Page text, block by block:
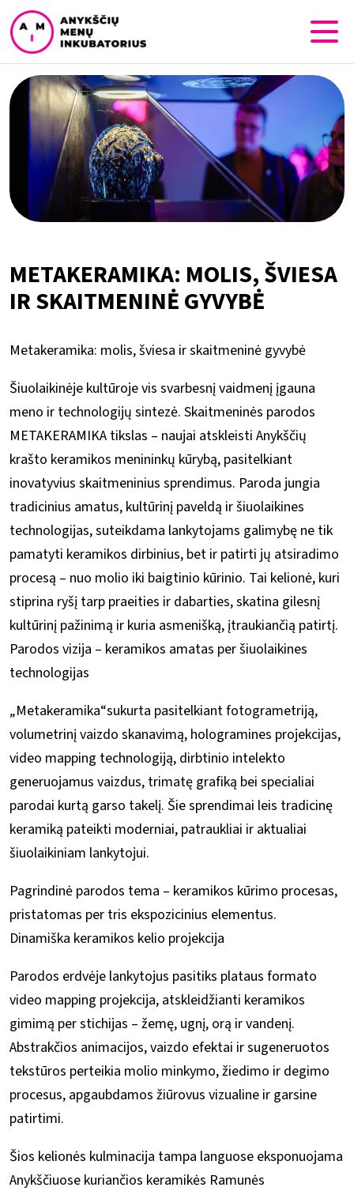
METAKERAMIKA: MOLIS, ŠVIESA
IR SKAITMENINĖ GYVYBĖ
Metakeramika: molis, šviesa ir skaitmeninė gyvybė
Šiuolaikinėje kultūroje vis svarbesnį vaidmenį įgauna
meno ir technologijų sintezė. Skaitmeninės parodos
METAKERAMIKA tikslas – naujai atskleisti Anykščių
krašto keramikos menininkų kūrybą, pasitelkiant
inovatyvius skaitmeninius sprendimus. Paroda jungia
tradicinius amatus, kultūrinį paveldą ir šiuolaikines
technologijas, suteikdama lankytojams galimybę ne tik
pamatyti keramikos dirbinius, bet ir patirti jų atsiradimo
procesą – nuo molio iki baigtinio kūrinio. Tai kelionė, kuri
stiprina ryšį tarp praeities ir dabarties, skatina gilesnį
kultūrinį pažinimą ir kuria asmenišką, įtraukiančią patirtį.
Parodos vizija – keramikos amatas per šiuolaikines
technologijas
„Metakeramika“sukurta pasitelkiant fotogrametriją,
volumetrinį vaizdo skanavimą, hologramines projekcijas,
video mapping technologiją, dirbtinio intelekto
generuojamus vaizdus, trimatę grafiką bei specialiai
parodai kurtą garso takelį. Šie sprendimai leis tradicinę
keramiką pateikti moderniai, patraukliai ir aktualiai
šiuolaikiniam lankytojui.
Pagrindinė parodos tema – keramikos kūrimo procesas,
pristatomas per tris ekspozicinius elementus.
Dinamiška keramikos kelio projekcija
Parodos erdvėje lankytojus pasitiks plataus formato
video mapping projekcija, atskleidžianti keramikos
gimimą per stichijas – žemę, ugnį, orą ir vandenį.
Abstrakčios animacijos, vaizdo efektai ir sugeneruotos
tekstūros perteikia molio minkymo, žiedimo ir degimo
procesus, apgaubdamos žiūrovus vizualine ir garsine
patirtimi.
Šios kelionės kulminacija tampa languose eksponuojama
Anykščiuose kuriančios keramikės Ramunės